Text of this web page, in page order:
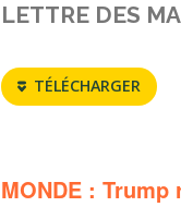
LETTRE DES
TÉLÉCHARGER
MONDE :